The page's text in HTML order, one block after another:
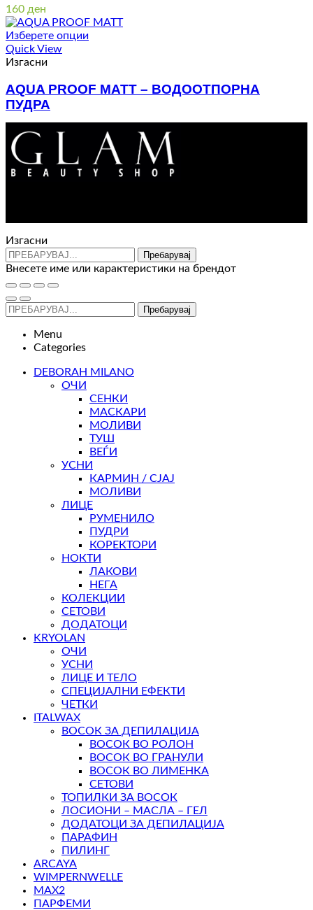
160 ден
Изберете опции
Quick View
Изгасни
AQUA PROOF MATT – ВОДООТПОРНА
ПУДРА
1.200ден
Изгасни
Пребарувај
Внесете име или карактеристики на брендот
Пребарувај
Menu
Categories
DEBORAH MILANO
ОЧИ
СЕНКИ
МАСКАРИ
МОЛИВИ
ТУШ
ВЕЃИ
УСНИ
КАРМИН / СЈАЈ
МОЛИВИ
ЛИЦЕ
РУМЕНИЛО
ПУДРИ
КОРЕКТОРИ
НОКТИ
ЛАКОВИ
НЕГА
КОЛЕКЦИИ
СЕТОВИ
ДОДАТОЦИ
KRYOLAN
ОЧИ
УСНИ
ЛИЦЕ И ТЕЛО
СПЕЦИЈАЛНИ ЕФЕКТИ
ЧЕТКИ
ITALWAX
ВОСОК ЗА ДЕПИЛАЦИЈА
ВОСОК ВО РОЛОН
ВОСОК ВО ГРАНУЛИ
ВОСОК ВО ЛИМЕНКА
СЕТОВИ
ТОПИЛКИ ЗА ВОСОК
ЛОСИОНИ – МАСЛА – ГЕЛ
ДОДАТОЦИ ЗА ДЕПИЛАЦИЈА
ПАРАФИН
ПИЛИНГ
ARCAYA
WIMPERNWELLE
MAX2
ПАРФЕМИ